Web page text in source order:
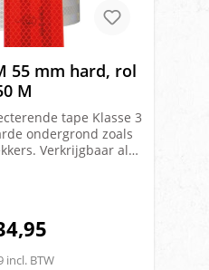
55 mm hard, rol
M
tape Klasse 3
ondergrond zoals
Verkrijgbaar als
incl. BTW